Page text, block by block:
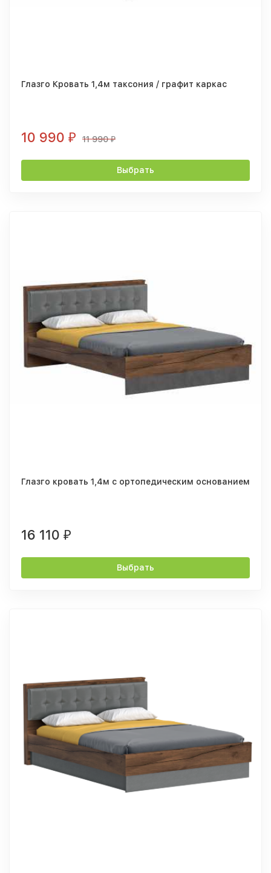
Глазго Кровать 1,4м таксония / графит каркас
10 990 ₽ 11 990₽
Выбрать
Глазго кровать 1,4м с ортопедическим основанием
16 110 ₽
Выбрать